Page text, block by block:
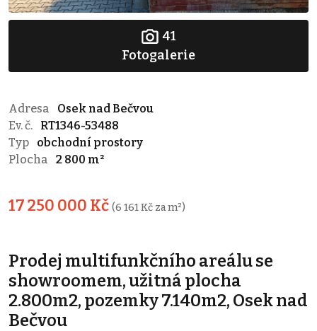
41
Fotogalerie
Adresa
Osek nad Bečvou
Ev. č.
RT1346-53488
Typ
obchodní prostory
Plocha
2 800 m²
17 250 000 Kč (6 161 Kč za m²)
Prodej multifunkčního areálu se
showroomem, užitná plocha
2.800m2, pozemky 7.140m2, Osek nad
Bečvou